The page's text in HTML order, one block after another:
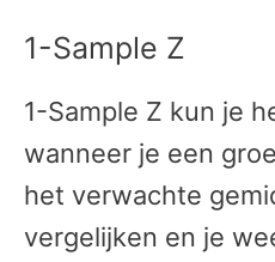
1-Sample Z
1-Sample Z kun je
wanneer je een
het verwachte
vergelijken en je